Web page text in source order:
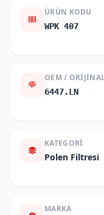
ÜRÜN KODU
WPK 407
OEM /
6447.LN
KATEGORI
Polen Filtresi
MARKA